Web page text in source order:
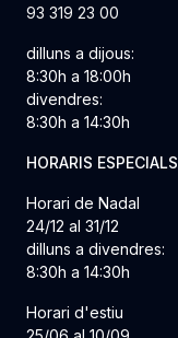
93 319 23 00
dilluns a dijous:
8:30h a 18:00h
divendres:
8:30h a 14:30h
HORARIS ESPECIALS
Horari de Nadal
24/12 al 31/12
dilluns a divendres:
8:30h a 14:30h
Horari d'estiu